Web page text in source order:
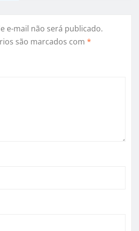
e-mail não será publicado.
são marcados com *